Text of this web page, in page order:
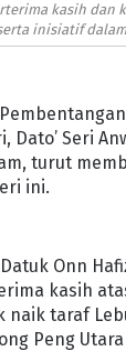
kasih dan
inisiatif dalam
Dato’ Seri
turut
ini.
Onn
kasih
naik taraf
Peng